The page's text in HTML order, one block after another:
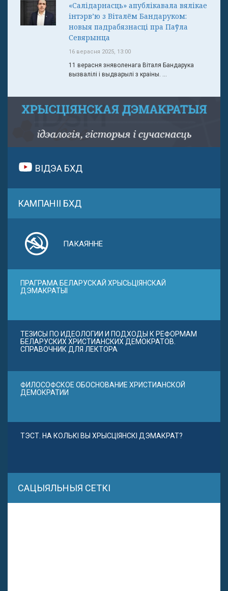
«Салідарнасць» апублікавала вялікае
інтэрв’ю з Віталём Бандаруком:
новыя падрабязнасці пра Паўла
Севярынца
16 верасня 2025, 13:00
11 верасня зняволенага Віталя Бандарука
вызвалілі і выдварылі з краіны. ...
ВІДЭА БХД
КАМПАНІІ БХД
ПАКАЯННЕ
ПРАГРАМА БЕЛАРУСКАЙ ХРЫСЬЦІЯНСКАЙ
ДЭМАКРАТЫІ
ТЕЗИСЫ ПО ИДЕОЛОГИИ И ПОДХОДЫ К РЕФОРМАМ
БЕЛАРУСКИХ ХРИСТИАНСКИХ ДЕМОКРАТОВ.
СПРАВОЧНИК ДЛЯ ЛЕКТОРА
ФИЛОСОФСКОЕ ОБОСНОВАНИЕ ХРИСТИАНСКОЙ
ДЕМОКРАТИИ
ТЭСТ. НА КОЛЬКІ ВЫ ХРЫСЦІЯНСКІ ДЭМАКРАТ?
САЦЫЯЛЬНЫЯ СЕТКІ